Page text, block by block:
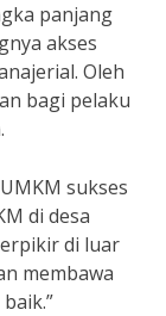
panjang
akses
Oleh
bagi pelaku
sukses
di desa
di luar
membawa